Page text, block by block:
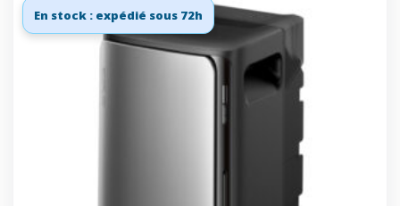
En stock : expédié sous 72h